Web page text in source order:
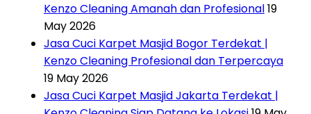
Kenzo Cleaning Amanah dan Profesional19
May 2026
Jasa Cuci Karpet Masjid Bogor Terdekat |
Kenzo Cleaning Profesional dan Terpercaya
19 May 2026
Jasa Cuci Karpet Masjid Jakarta Terdekat |